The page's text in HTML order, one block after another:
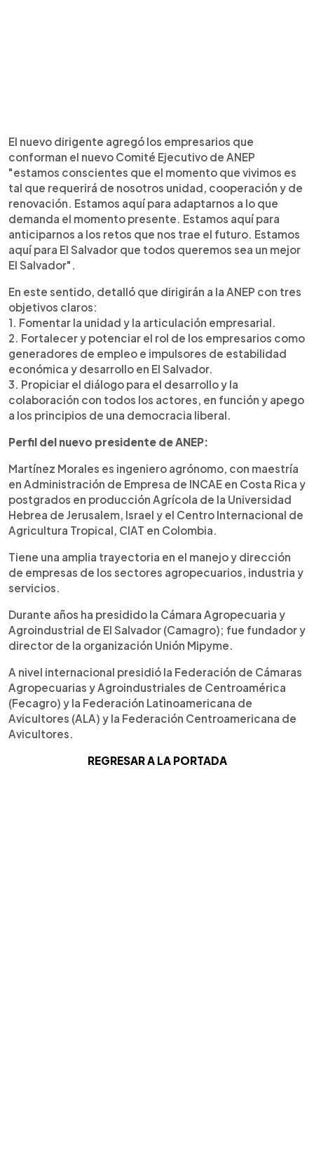
El nuevo dirigente agregó los empresarios que
conforman el nuevo Comité Ejecutivo de ANEP
"estamos conscientes que el momento que vivimos es
tal que requerirá de nosotros unidad, cooperación y de
renovación. Estamos aquí para adaptarnos a lo que
demanda el momento presente. Estamos aquí para
anticiparnos a los retos que nos trae el futuro. Estamos
aquí para El Salvador que todos queremos sea un mejor
El Salvador".
En este sentido, detalló que dirigirán a la ANEP con tres
objetivos claros:
1. Fomentar la unidad y la articulación empresarial.
2. Fortalecer y potenciar el rol de los empresarios como
generadores de empleo e impulsores de estabilidad
económica y desarrollo en El Salvador.
3. Propiciar el diálogo para el desarrollo y la
colaboración con todos los actores, en función y apego
a los principios de una democracia liberal.
Perfil del nuevo presidente de ANEP:
Martínez Morales es ingeniero agrónomo, con maestría
en Administración de Empresa de INCAE en Costa Rica y
postgrados en producción Agrícola de la Universidad
Hebrea de Jerusalem, Israel y el Centro Internacional de
Agricultura Tropical, CIAT en Colombia.
Tiene una amplia trayectoria en el manejo y dirección
de empresas de los sectores agropecuarios, industria y
servicios.
Durante años ha presidido la Cámara Agropecuaria y
Agroindustrial de El Salvador (Camagro); fue fundador y
director de la organización Unión Mipyme.
A nivel internacional presidió la Federación de Cámaras
Agropecuarias y Agroindustriales de Centroamérica
(Fecagro) y la Federación Latinoamericana de
Avicultores (ALA) y la Federación Centroamericana de
Avicultores.
REGRESAR A LA PORTADA